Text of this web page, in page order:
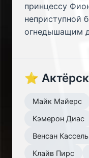
принцессу
неприступной
огнедышащим
⭐
Майк Майерс
Кэмерон Диас
Венсан Кассель
Клайв Пирс